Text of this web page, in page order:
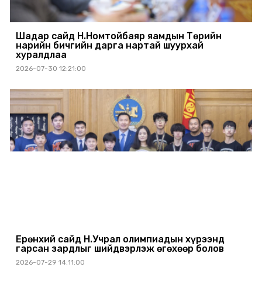
Шадар сайд Н.Номтойбаяр яамдын Төрийн
нарийн бичгийн дарга нартай шуурхай
хуралдлаа
2026-07-30 12:21:00
Ерөнхий сайд Н.Учрал олимпиадын хүрээнд
гарсан зардлыг шийдвэрлэж өгөхөөр болов
2026-07-29 14:11:00